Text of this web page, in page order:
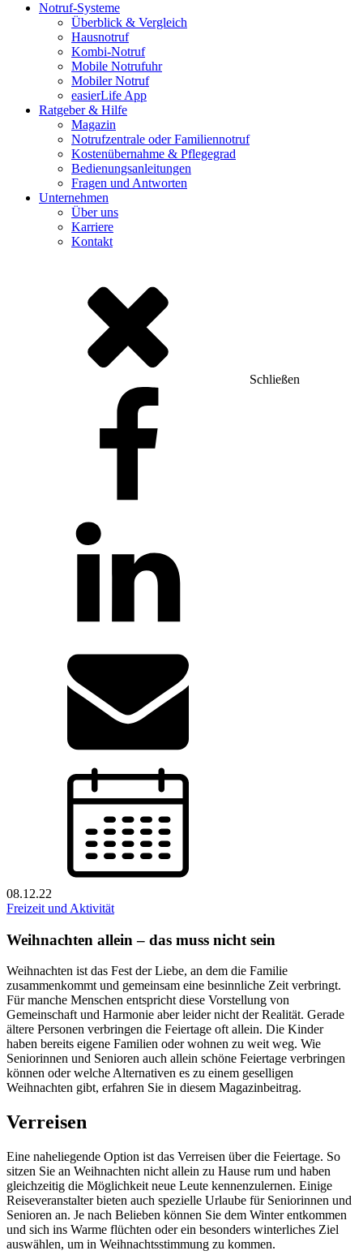
Notruf-Systeme
Überblick & Vergleich
Hausnotruf
Kombi-Notruf
Mobile Notrufuhr
Mobiler Notruf
easierLife App
Ratgeber & Hilfe
Magazin
Notrufzentrale oder Familiennotruf
Kostenübernahme & Pflegegrad
Bedienungsanleitungen
Fragen und Antworten
Unternehmen
Über uns
Karriere
Kontakt
Schließen
08.12.22
Freizeit und Aktivität
Weihnachten allein – das muss nicht sein
Weihnachten ist das Fest der Liebe, an dem die Familie
zusammenkommt und gemeinsam eine besinnliche Zeit verbringt.
Für manche Menschen entspricht diese Vorstellung von
Gemeinschaft und Harmonie aber leider nicht der Realität. Gerade
ältere Personen verbringen die Feiertage oft allein. Die Kinder
haben bereits eigene Familien oder wohnen zu weit weg. Wie
Seniorinnen und Senioren auch allein schöne Feiertage verbringen
können oder welche Alternativen es zu einem geselligen
Weihnachten gibt, erfahren Sie in diesem Magazinbeitrag.
Verreisen
Eine naheliegende Option ist das Verreisen über die Feiertage. So
sitzen Sie an Weihnachten nicht allein zu Hause rum und haben
gleichzeitig die Möglichkeit neue Leute kennenzulernen. Einige
Reiseveranstalter bieten auch spezielle Urlaube für Seniorinnen und
Senioren an. Je nach Belieben können Sie dem Winter entkommen
und sich ins Warme flüchten oder ein besonders winterliches Ziel
auswählen, um in Weihnachtsstimmung zu kommen.